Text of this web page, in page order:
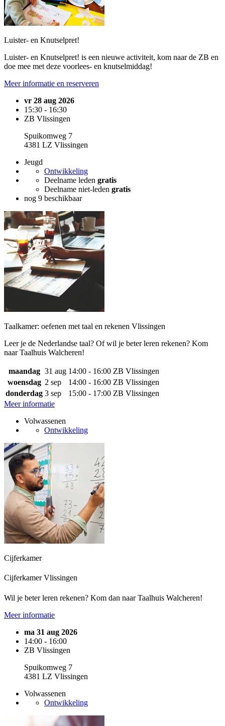
Luister- en Knutselpret!
Luister- en Knutselpret! is een nieuwe activiteit, kom naar de ZB en
doe mee met deze voorlees- en knutselmiddag!
Meer informatie en reserveren
vr 28 aug 2026
15:30 - 16:30
ZB Vlissingen
Spuikomweg 7
4381 LZ Vlissingen
Jeugd
Ontwikkeling
Deelname leden gratis
Deelname niet-leden gratis
nog 9 beschikbaar
Taalkamer: oefenen met taal en rekenen Vlissingen
Leer je de Nederlandse taal? Of wil je beter leren rekenen? Kom
naar Taalhuis Walcheren!
maandag 31 aug 14:00 - 16:00 ZB Vlissingen
woensdag 2 sep 14:00 - 16:00 ZB Vlissingen
donderdag 3 sep 15:00 - 17:00 ZB Vlissingen
Meer informatie
Volwassenen
Ontwikkeling
Cijferkamer
Cijferkamer Vlissingen
Wil je beter leren rekenen? Kom dan naar Taalhuis Walcheren!
Meer informatie
ma 31 aug 2026
14:00 - 16:00
ZB Vlissingen
Spuikomweg 7
4381 LZ Vlissingen
Volwassenen
Ontwikkeling